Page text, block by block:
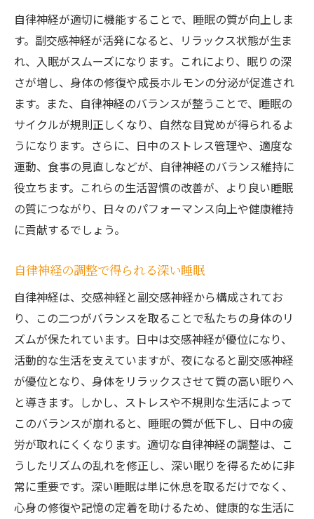
自律神経が適切に機能することで、睡眠の質が向上しま
す。副交感神経が活発になると、リラックス状態が生ま
れ、入眠がスムーズになります。これにより、眠りの深
さが増し、身体の修復や成長ホルモンの分泌が促進され
ます。また、自律神経のバランスが整うことで、睡眠の
サイクルが規則正しくなり、自然な目覚めが得られるよ
うになります。さらに、日中のストレス管理や、適度な
運動、食事の見直しなどが、自律神経のバランス維持に
役立ちます。これらの生活習慣の改善が、より良い睡眠
の質につながり、日々のパフォーマンス向上や健康維持
に貢献するでしょう。
自律神経の調整で得られる深い睡眠
自律神経は、交感神経と副交感神経から構成されてお
り、この二つがバランスを取ることで私たちの身体のリ
ズムが保たれています。日中は交感神経が優位になり、
活動的な生活を支えていますが、夜になると副交感神経
が優位となり、身体をリラックスさせて質の高い眠りへ
と導きます。しかし、ストレスや不規則な生活によって
このバランスが崩れると、睡眠の質が低下し、日中の疲
労が取れにくくなります。適切な自律神経の調整は、こ
うしたリズムの乱れを修正し、深い眠りを得るために非
常に重要です。深い睡眠は単に休息を取るだけでなく、
心身の修復や記憶の定着を助けるため、健康的な生活に